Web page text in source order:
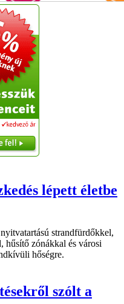
lépett életbe
strandfürdőkkel,
zónákkal és városi
hőségre.
szólt a